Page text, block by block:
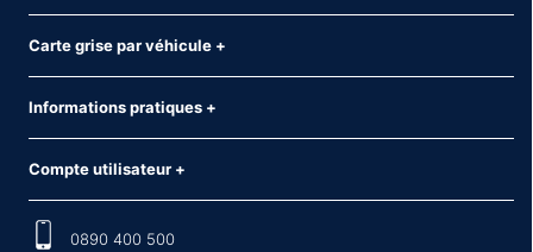
Carte grise par véhicule +
Informations pratiques +
Compte utilisateur +
0890 400 500